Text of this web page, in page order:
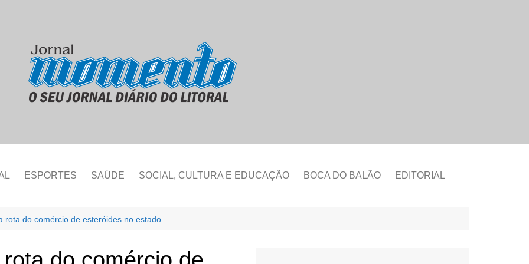
ESPORTES SAÚDE SOCIAL, CULTURA E EDUCAÇÃO BOCA DO BALÃO EDITORIAL
rota do comércio de esteróides no estado